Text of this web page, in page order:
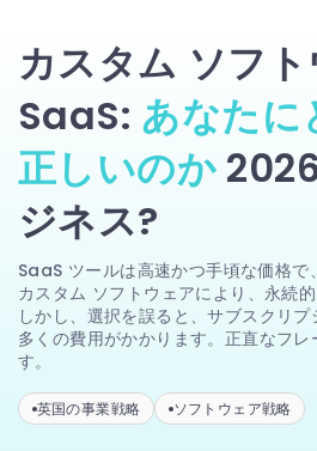
カスタム ソフ
SaaS: あなたに
正しいのか
ジネス?
SaaS ツールは高速かつ手頃な価格で
カスタム ソフトウェアにより、永続
しかし、選択を誤ると、サブスクリ
多くの費用がかかります。正直なフ
す。
英国の事業戦略 ソフトウェア戦略